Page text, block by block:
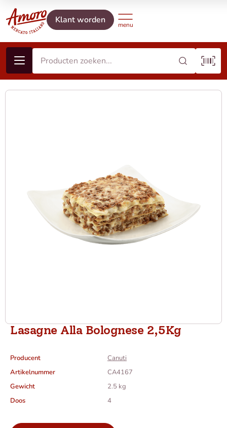
Klant worden
Lasagne Alla Bolognese 2,5Kg
Producent
Canuti
Artikelnummer
CA4167
Gewicht
2.5 kg
Doos
4